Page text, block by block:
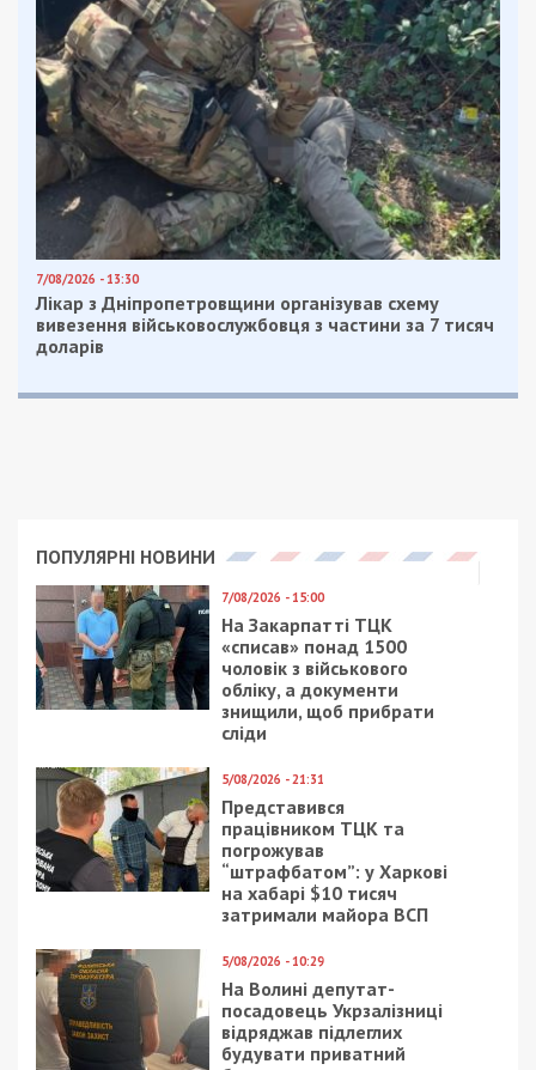
7/08/2026 - 13:30
Лікар з Дніпропетровщини організував схему
вивезення військовослужбовця з частини за 7 тисяч
доларів
ПОПУЛЯРНІ НОВИНИ
7/08/2026 - 15:00
На Закарпатті ТЦК
«списав» понад 1500
чоловік з військового
обліку, а документи
знищили, щоб прибрати
сліди
5/08/2026 - 21:31
Представився
працівником ТЦК та
погрожував
“штрафбатом”: у Харкові
на хабарі $10 тисяч
затримали майора ВСП
5/08/2026 - 10:29
На Волині депутат-
посадовець Укрзалізниці
відряджав підлеглих
будувати приватний